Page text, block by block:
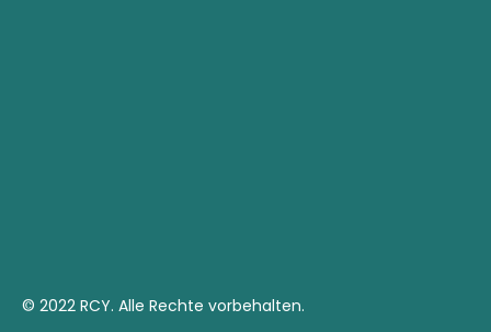
© 2022 RCY. Alle Rechte vorbehalten.